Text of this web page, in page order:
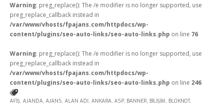
İnsan Kaynakları
Müşteri Paneli
Warning: preg_replace(): The /e modifier is no longer supported, use
preg_replace_callback instead in
/var/www/vhosts/fpajans.com/httpdocs/wp-
content/plugins/seo-auto-links/seo-auto-links.php on line 76
Warning: preg_replace(): The /e modifier is no longer supported, use
preg_replace_callback instead in
/var/www/vhosts/fpajans.com/httpdocs/wp-
content/plugins/seo-auto-links/seo-auto-links.php on line 246
AFIŞ, AJANDA, AJANS, ALAN ADI, ANKARA, ASP, BANNER, BILIŞIM, BLOKNOT,